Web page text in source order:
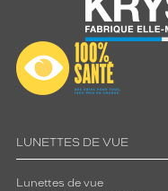
LUNETTES DE VUE
Lunettes de vue